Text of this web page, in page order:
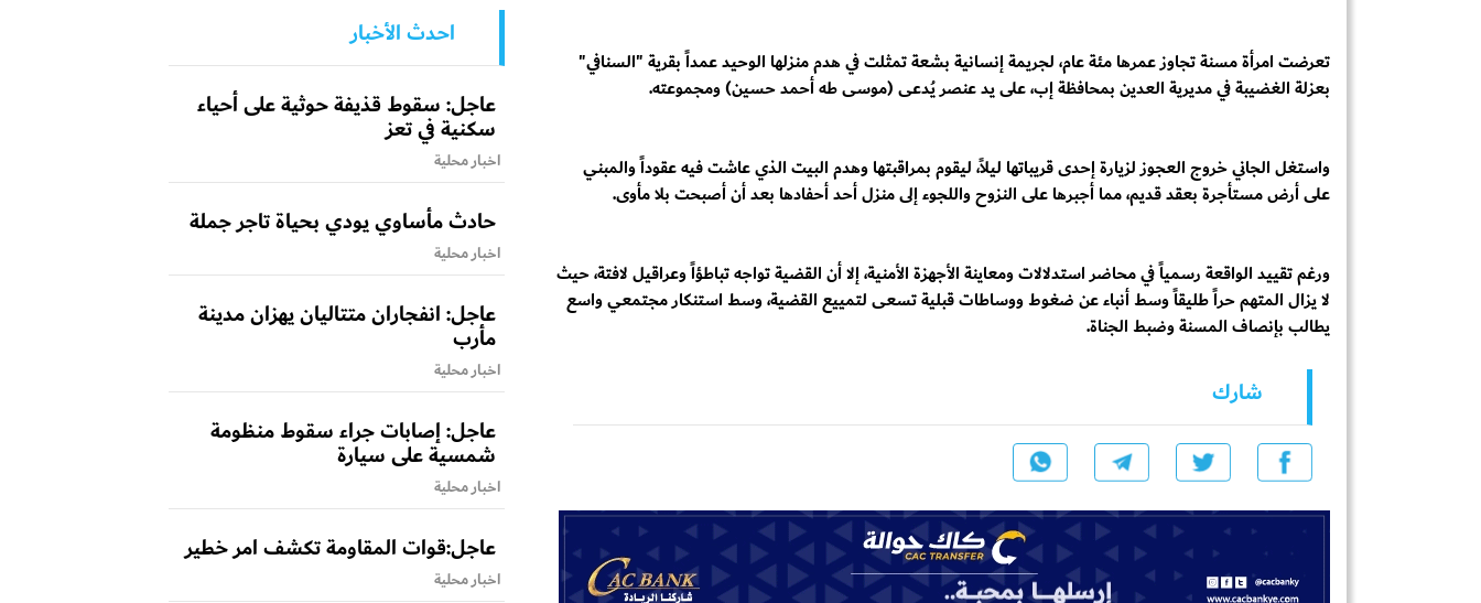
تعرضت امرأة مسنة تجاوز عمرها مئة عام، لجريمة إنسانية بشعة تمثلت في هدم منزلها الوحيد عمداً بقرية "السنافي"
بعزلة الغضيبة في مديرية العدين بمحافظة إب، على يد عنصر يُدعى (موسى طه أحمد حسين) ومجموعته.
واستغل الجاني خروج العجوز لزيارة إحدى قريباتها ليلاً، ليقوم بمراقبتها وهدم البيت الذي عاشت فيه عقوداً والمبني
على أرض مستأجرة بعقد قديم، مما أجبرها على النزوح واللجوء إلى منزل أحد أحفادها بعد أن أصبحت بلا مأوى.
ورغم تقييد الواقعة رسمياً في محاضر استدلالات ومعاينة الأجهزة الأمنية، إلا أن القضية تواجه تباطؤاً وعراقيل لافتة، حيث
لا يزال المتهم حراً طليقاً وسط أنباء عن ضغوط ووساطات قبلية تسعى لتمييع القضية، وسط استنكار مجتمعي واسع
يطالب بإنصاف المسنة وضبط الجناة.
شارك
احدث الأخبار
عاجل: سقوط قذيفة حوثية على أحياء
سكنية في تعز
اخبار محلية
حادث مأساوي يودي بحياة تاجر جملة
اخبار محلية
عاجل: انفجاران متتاليان يهزان مدينة
مأرب
اخبار محلية
عاجل: إصابات جراء سقوط منظومة
شمسية على سيارة
اخبار محلية
عاجل:قوات المقاومة تكشف امر خطير
اخبار محلية